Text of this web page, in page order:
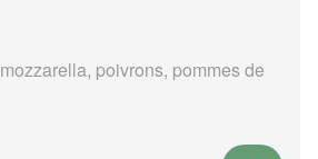
poivrons, pommes de